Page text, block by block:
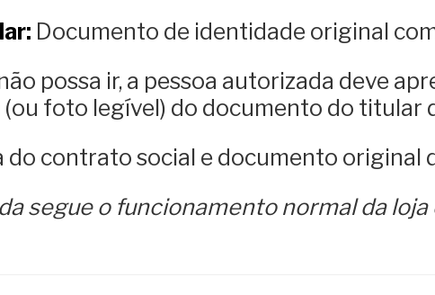
Documento de identidade original
possa ir, a pessoa autorizada deve
(ou foto legível) do documento do titular
do contrato social e documento original
segue o funcionamento normal da loja